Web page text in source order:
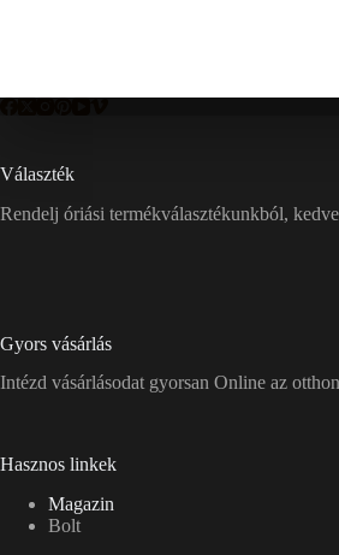
Választék
Rendelj óriási termékválasztékunkból,
Gyors vásárlás
Intézd vásárlásodat gyorsan Online az
Hasznos linkek
Magazin
Bolt